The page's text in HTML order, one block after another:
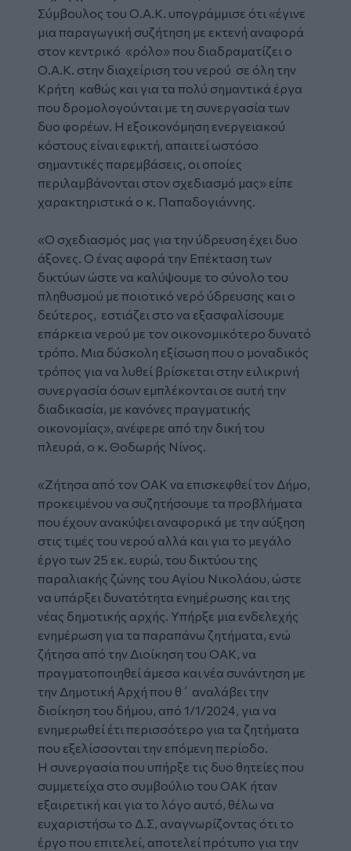
Σύμβουλος του Ο.Α.Κ. υπογράμμισε ότι «έγινε
μια παραγωγική συζήτηση με εκτενή αναφορά
στον κεντρικό «ρόλο» που διαδραματίζει ο
Ο.Α.Κ. στην διαχείριση του νερού σε όλη την
Κρήτη καθώς και για τα πολύ σημαντικά έργα
που δρομολογούνται με τη συνεργασία των
δυο φορέων. Η εξοικονόμηση ενεργειακού
κόστους είναι εφικτή, απαιτεί ωστόσο
σημαντικές παρεμβάσεις, οι οποίες
περιλαμβάνονται στον σχεδιασμό μας» είπε
χαρακτηριστικά ο κ. Παπαδογιάννης.
«Ο σχεδιασμός μας για την ύδρευση έχει δυο
άξονες. Ο ένας αφορά την Επέκταση των
δικτύων ώστε να καλύψουμε το σύνολο του
πληθυσμού με ποιοτικό νερό ύδρευσης και ο
δεύτερος, εστιάζει στο να εξασφαλίσουμε
επάρκεια νερού με τον οικονομικότερο δυνατό
τρόπο. Μια δύσκολη εξίσωση που ο μοναδικός
τρόπος για να λυθεί βρίσκεται στην ειλικρινή
συνεργασία όσων εμπλέκονται σε αυτή την
διαδικασία, με κανόνες πραγματικής
οικονομίας», ανέφερε από την δική του
πλευρά, ο κ. Θοδωρής Νίνος.
«Ζήτησα από τον ΟΑΚ να επισκεφθεί τον Δήμο,
προκειμένου να συζητήσουμε τα προβλήματα
που έχουν ανακύψει αναφορικά με την αύξηση
στις τιμές του νερού αλλά και για το μεγάλο
έργο των 25 εκ. ευρώ, του δικτύου της
παραλιακής ζώνης του Αγίου Νικολάου, ώστε
να υπάρξει δυνατότητα ενημέρωσης και της
νέας δημοτικής αρχής. Υπήρξε μια ενδελεχής
ενημέρωση για τα παραπάνω ζητήματα, ενώ
ζήτησα από την Διοίκηση του ΟΑΚ, να
πραγματοποιηθεί άμεσα και νέα συνάντηση με
την Δημοτική Αρχή που θ΄ αναλάβει την
διοίκηση του δήμου, από 1/1/2024, για να
ενημερωθεί έτι περισσότερο για τα ζητήματα
που εξελίσσονται την επόμενη περίοδο.
Η συνεργασία που υπήρξε τις δυο θητείες που
συμμετείχα στο συμβούλιο του ΟΑΚ ήταν
εξαιρετική και για το λόγο αυτό, θέλω να
ευχαριστήσω το Δ.Σ, αναγνωρίζοντας ότι το
έργο που επιτελεί, αποτελεί πρότυπο για την